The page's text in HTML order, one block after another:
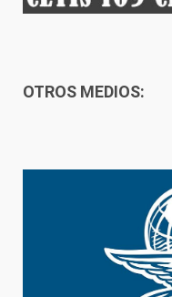
OTROS MEDIOS: